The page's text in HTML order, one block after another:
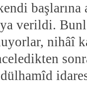
başlarına
verildi.
nihâî